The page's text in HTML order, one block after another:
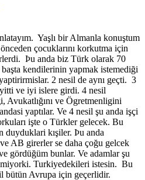
Yaşlı bir Almanla konuştum
çocuklarını korkutma için
Þu anda biz Türk olarak 70
kendilerinin yapmak istemediği
2 nesil de aynı geçti. 3
ve iyi islere girdi. 4 nesil
ve Ögretmenligini
yaptılar. Ve 4 nesil şu anda işçi
işte o Türkler gelecek. Bu
duyduklari kışiler. Þu anda
ve AB girerler se daha çoğu gelcek
gördüğüm bunlar. Ve adamlar şu
Turkiyedekileri istesin. Bu
bütün Avrupa için geçerlidir.